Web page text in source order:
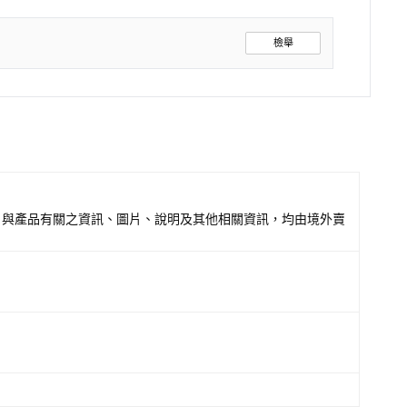
檢舉
產品有關之資訊、圖片、說明及其他相關資訊，均由境外賣